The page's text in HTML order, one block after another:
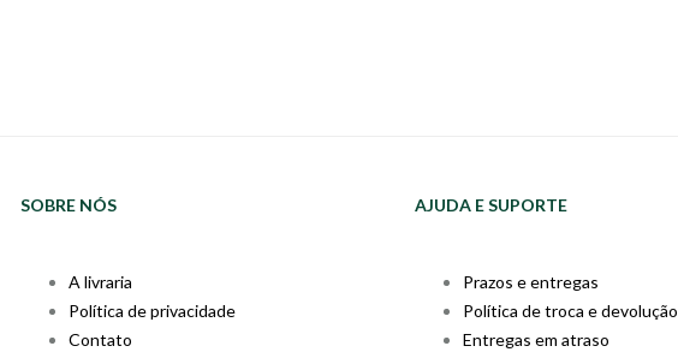
SOBRE NÓS
A livraria
Política de privacidade
Contato
AJUDA E SUPORTE
Prazos e entregas
Política de troca e devolução
Entregas em atraso